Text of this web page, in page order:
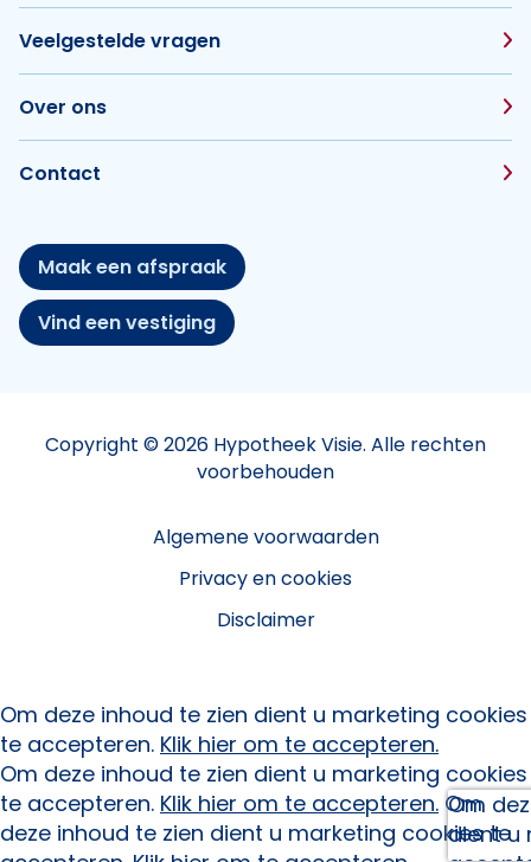
Veelgestelde vragen
Over ons
Contact
Maak een afspraak
Vind een vestiging
Copyright © 2026 Hypotheek Visie. Alle rechten
voorbehouden
Algemene voorwaarden
Privacy en cookies
Disclaimer
Om
dient u
Om deze inhoud te zien dient u marketing cookies
te accepteren. Klik hier om te accepteren.
Om deze inhoud te zien dient u marketing cookies
te accepteren. Klik hier om te accepteren. Om
deze inhoud te zien dient u marketing cookies te